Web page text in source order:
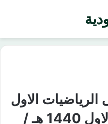
الرياضيات الاول
المتوسط الفصل الاول 1440 هـ /